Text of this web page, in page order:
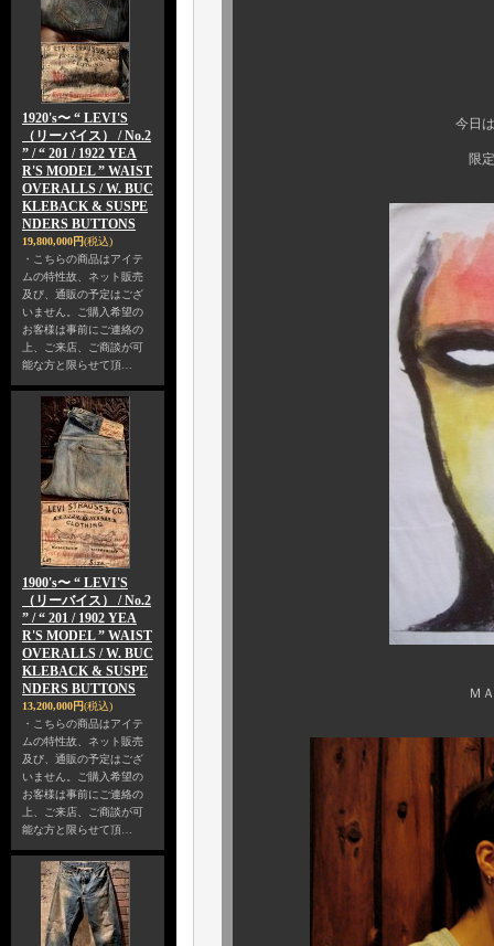
1920's〜 “ LEVI'S
（リーバイス） / No.2
” / “ 201 / 1922 YEA
R'S MODEL ” WAIST
OVERALLS / W. BUC
KLEBACK & SUSPE
NDERS BUTTONS
19,800,000円(税込)
・こちらの商品はアイテ
ムの特性故、ネット販売
及び、通販の予定はござ
いません。ご購入希望の
お客様は事前にご連絡の
上、ご来店、ご商談が可
能な方と限らせて頂…
1900's〜 “ LEVI'S
（リーバイス） / No.2
” / “ 201 / 1902 YEA
R'S MODEL ” WAIST
OVERALLS / W. BUC
KLEBACK & SUSPE
NDERS BUTTONS
13,200,000円(税込)
・こちらの商品はアイテ
ムの特性故、ネット販売
及び、通販の予定はござ
いません。ご購入希望の
お客様は事前にご連絡の
上、ご来店、ご商談が可
能な方と限らせて頂…
今日は、弊社ブ
限定 スペシャル コ
ＭＡＲＩＮＯ / ミュー